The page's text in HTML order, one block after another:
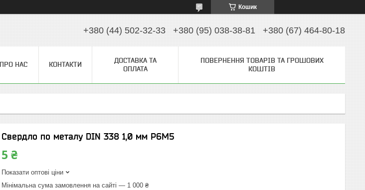
Кошик
+380 (44) 502-32-33 +380 (95) 038-38-81 +380 (67) 464-80-18
ПРО НАС КОНТАКТИ
ДОСТАВКА ТА
ОПЛАТА
ПОВЕРНЕННЯ ТОВАРІВ ТА ГРОШОВИХ
КОШТІВ
Свердло по металу DIN 338 1,0 мм P6M5
5 ₴
Показати оптові ціни
Мінімальна сума замовлення на сайті — 1 000 ₴